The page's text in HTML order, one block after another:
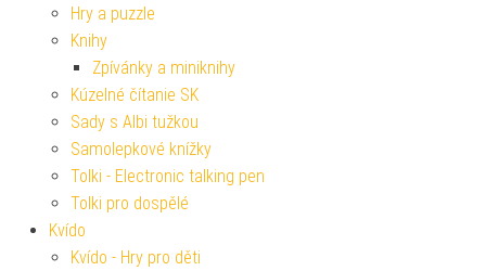
Hry a puzzle
Knihy
Zpívánky a miniknihy
Kúzelné čítanie SK
Sady s Albi tužkou
Samolepkové knížky
Tolki - Electronic talking pen
Tolki pro dospělé
Kvído
Kvído - Hry pro děti